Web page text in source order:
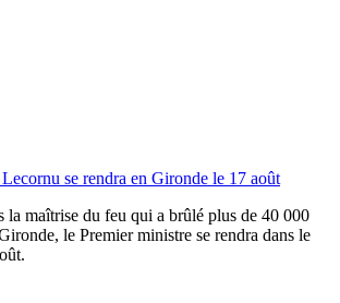
se rendra en Gironde le 17 août
la maîtrise du feu qui a brûlé plus de 40 000
le Premier ministre se rendra dans le